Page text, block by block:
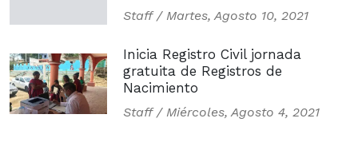
Staff / Martes, Agosto 10, 2021
Inicia Registro Civil jornada
gratuita de Registros de
Nacimiento
Staff / Miércoles, Agosto 4, 2021